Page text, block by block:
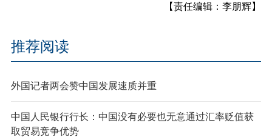
【责任编辑：李朋辉】
推荐阅读
外国记者两会赞中国发展速质并重
中国人民银行行长：中国没有必要也无意通过汇率贬值获
取贸易竞争优势